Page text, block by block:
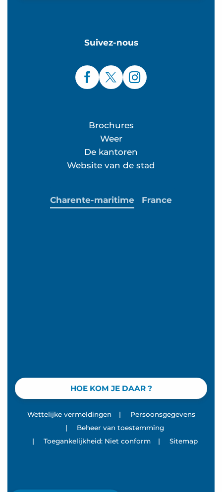
Suivez-nous
Brochures
Weer
De kantoren
Website van de stad
HOE KOM JE DAAR ?
Charente-maritime France
Wettelijke vermeldingen |
Persoonsgegevens
|
Beheer van toestemming
|
Toegankelijkheid: Niet conform | Sitemap